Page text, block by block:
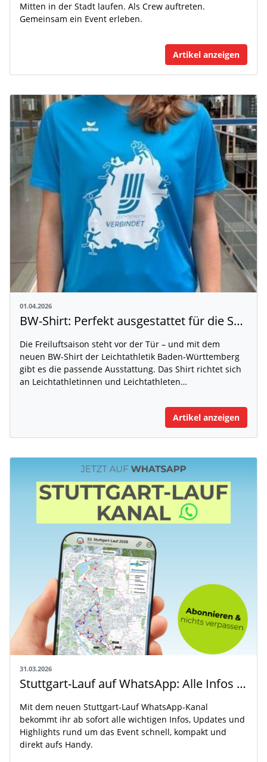
Mitten in der Stadt laufen. Als Crew auftreten.
Gemeinsam ein Event erleben.
Artikel anzeigen
01.04.2026
BW-Shirt: Perfekt ausgestattet für die Sommersaison
Die Freiluftsaison steht vor der Tür – und mit dem
neuen BW-Shirt der Leichtathletik Baden-Württemberg
gibt es die passende Ausstattung. Das Shirt richtet sich
an Leichtathletinnen und Leichtathleten…
Artikel anzeigen
31.03.2026
Stuttgart-Lauf auf WhatsApp: Alle Infos direkt aufs Handy
Mit dem neuen Stuttgart-Lauf WhatsApp-Kanal
bekommt ihr ab sofort alle wichtigen Infos, Updates und
Highlights rund um das Event schnell, kompakt und
direkt aufs Handy.